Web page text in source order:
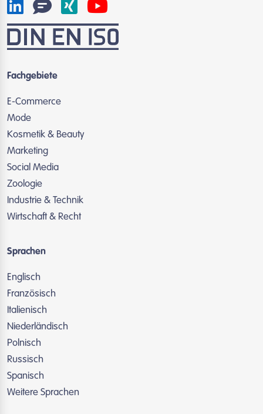
Fachgebiete
E-Commerce
Mode
Kosmetik & Beauty
Marketing
Social Media
Zoologie
Industrie & Technik
Wirtschaft & Recht
Sprachen
Englisch
Französisch
Italienisch
Niederländisch
Polnisch
Russisch
Spanisch
Weitere Sprachen